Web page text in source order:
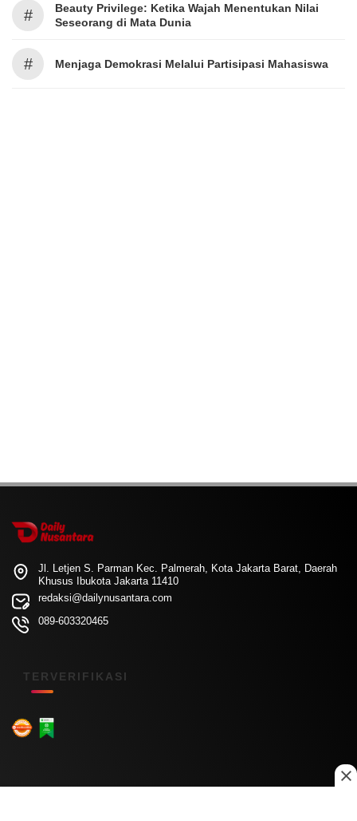
#
Beauty Privilege: Ketika Wajah Menentukan Nilai
Seseorang di Mata Dunia
# Menjaga Demokrasi Melalui Partisipasi Mahasiswa
Jl. Letjen S. Parman Kec. Palmerah, Kota Jakarta Barat, Daerah
Khusus Ibukota Jakarta 11410
redaksi@dailynusantara.com
089-603320465
TERVERIFIKASI